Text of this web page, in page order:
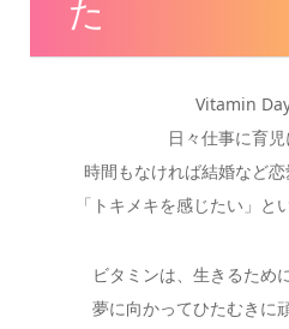
た
Vitamin Day
日々仕事に育児
時間もなければ結婚など
「トキメキを感じたい」と
ビタミンは、生きるため
夢に向かってひたむきに